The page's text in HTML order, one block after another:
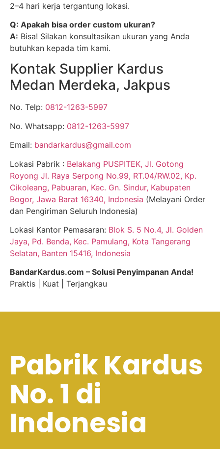
2–4 hari kerja tergantung lokasi.
Q: Apakah bisa order custom ukuran?
A: Bisa! Silakan konsultasikan ukuran yang Anda
butuhkan kepada tim kami.
Kontak Supplier Kardus
Medan Merdeka, Jakpus
No. Telp: 0812-1263-5997
No. Whatsapp: 0812-1263-5997
Email: bandarkardus@gmail.com
Lokasi Pabrik : Belakang PUSPITEK, Jl. Gotong
Royong Jl. Raya Serpong No.99, RT.04/RW.02, Kp.
Cikoleang, Pabuaran, Kec. Gn. Sindur, Kabupaten
Bogor, Jawa Barat 16340, Indonesia (Melayani Order
dan Pengiriman Seluruh Indonesia)
Lokasi Kantor Pemasaran: Blok S. 5 No.4, Jl. Golden
Jaya, Pd. Benda, Kec. Pamulang, Kota Tangerang
Selatan, Banten 15416, Indonesia
BandarKardus.com – Solusi Penyimpanan Anda!
Praktis | Kuat | Terjangkau
Pabrik Kardus
No. 1 di
Indonesia